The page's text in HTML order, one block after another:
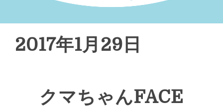
2017年1月29日
クマちゃんFACE